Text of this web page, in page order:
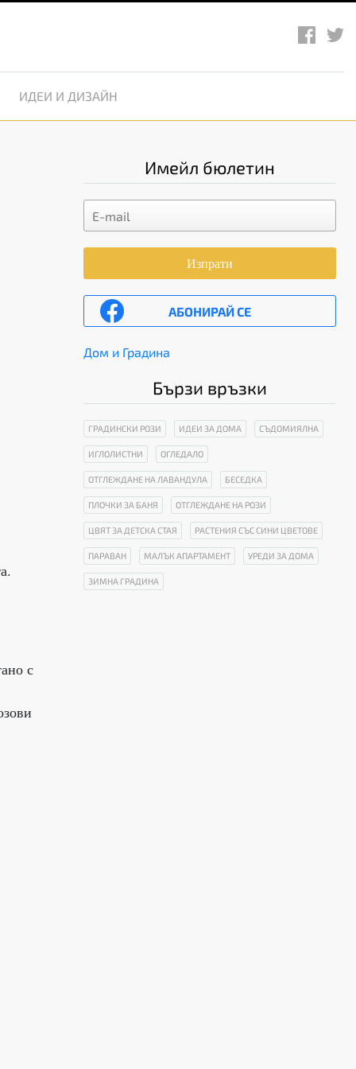
ИДЕИ И ДИЗАЙН
с
Имейл бюлетин
Изпрати
АБОНИРАЙ СЕ
Дом и Градина
Бързи връзки
ГРАДИНСКИ РОЗИ ИДЕИ ЗА ДОМА СЪДОМИЯЛНА
ИГЛОЛИСТНИ ОГЛЕДАЛО
ОТГЛЕЖДАНЕ НА ЛАВАНДУЛА БЕСЕДКА
ПЛОЧКИ ЗА БАНЯ ОТГЛЕЖДАНЕ НА РОЗИ
ЦВЯТ ЗА ДЕТСКА СТАЯ РАСТЕНИЯ СЪС СИНИ ЦВЕТОВЕ
ПАРАВАН МАЛЪК АПАРТАМЕНТ УРЕДИ ЗА ДОМА
ЗИМНА ГРАДИНА